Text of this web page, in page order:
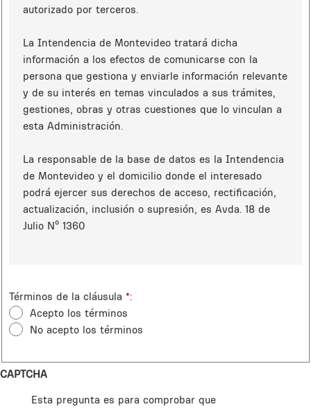
autorizado por terceros.
La Intendencia de Montevideo tratará dicha
información a los efectos de comunicarse con la
persona que gestiona y enviarle información relevante
y de su interés en temas vinculados a sus trámites,
gestiones, obras y otras cuestiones que lo vinculan a
esta Administración.
La responsable de la base de datos es la Intendencia
de Montevideo y el domicilio donde el interesado
podrá ejercer sus derechos de acceso, rectificación,
actualización, inclusión o supresión, es Avda. 18 de
Julio Nº 1360
Términos de la cláusula *
Acepto los términos
No acepto los términos
CAPTCHA
Esta pregunta es para comprobar que